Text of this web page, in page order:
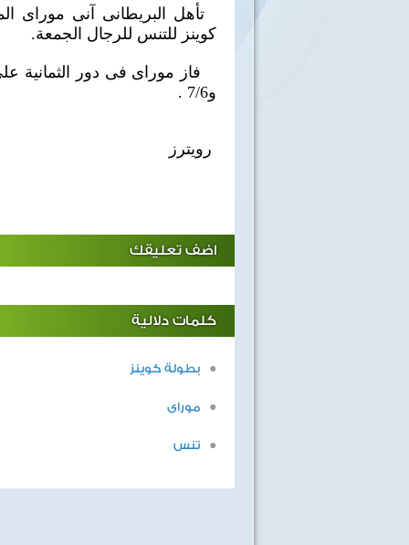
تأهل البريطانى آنى موراى
كوينز للتنس للرجال الجمعة.
و7/6 .
رويترز
اضف تعليقك
كلمات دلالية
بطولة كوينز
موراى
تنس